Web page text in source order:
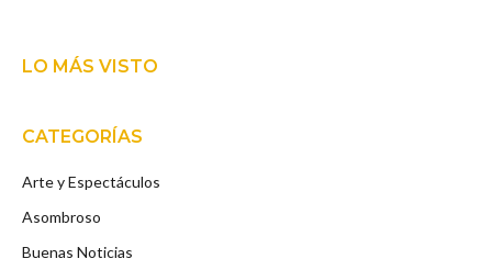
LO MÁS VISTO
CATEGORÍAS
Arte y Espectáculos
Asombroso
Buenas Noticias